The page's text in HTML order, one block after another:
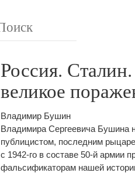
Россия.
великое
Владимир Бушин
Владимира Сергеевича Бушина
публицистом, последним
с 1942-го в составе 50-й армии
фальсификаторам нашей